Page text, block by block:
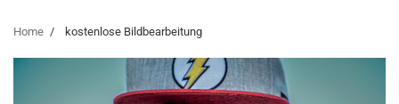
Home kostenlose Bildbearbeitung